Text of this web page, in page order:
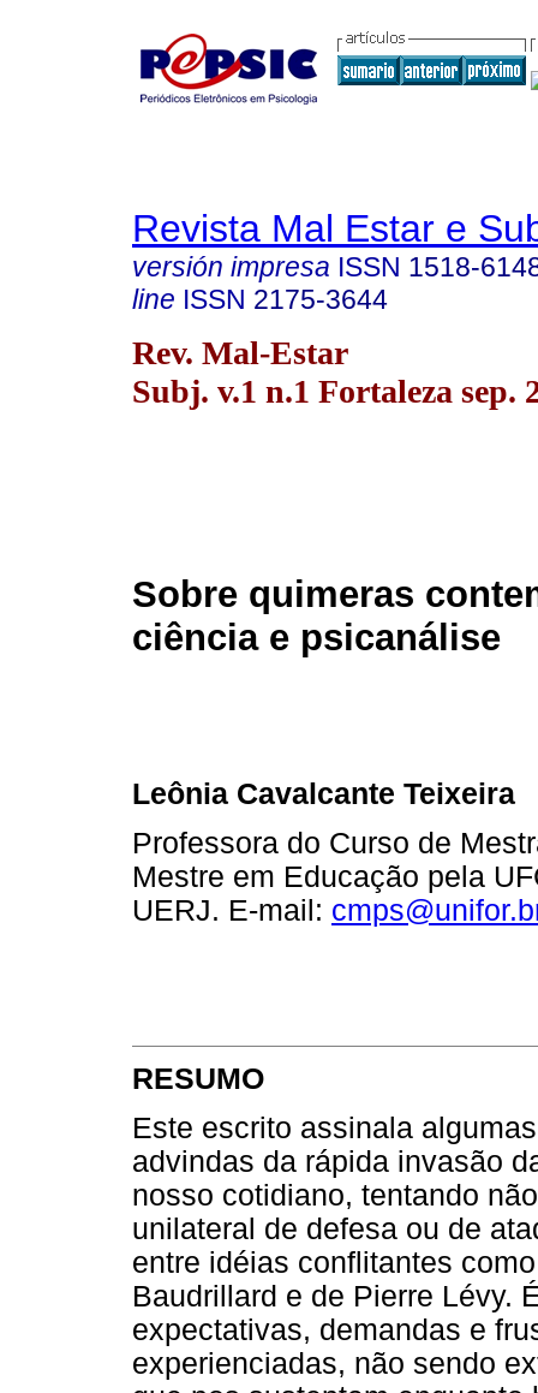
Revista Mal Estar e
versión impresa ISSN 1518-
line ISSN 2175-3644
Rev. Mal-Estar
Subj. v.1 n.1 Fortaleza sep.
Sobre quimeras
ciência e psicanálise
Leônia Cavalcante Teixeira
Professora do Curso de
Mestre em Educação pela
UERJ. E-mail:
RESUMO
Este escrito assinala
advindas da rápida invasão
nosso cotidiano, tentando
unilateral de defesa ou de
entre idéias conflitantes
Baudrillard e de Pierre Lévy.
expectativas, demandas e
experienciadas, não sendo